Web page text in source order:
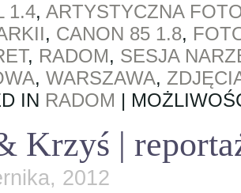
1.4, ARTYSTYCZNA
, CANON 85 1.8,
, RADOM, SESJA
, WARSZAWA,
IN RADOM |
Krzyś |
2012